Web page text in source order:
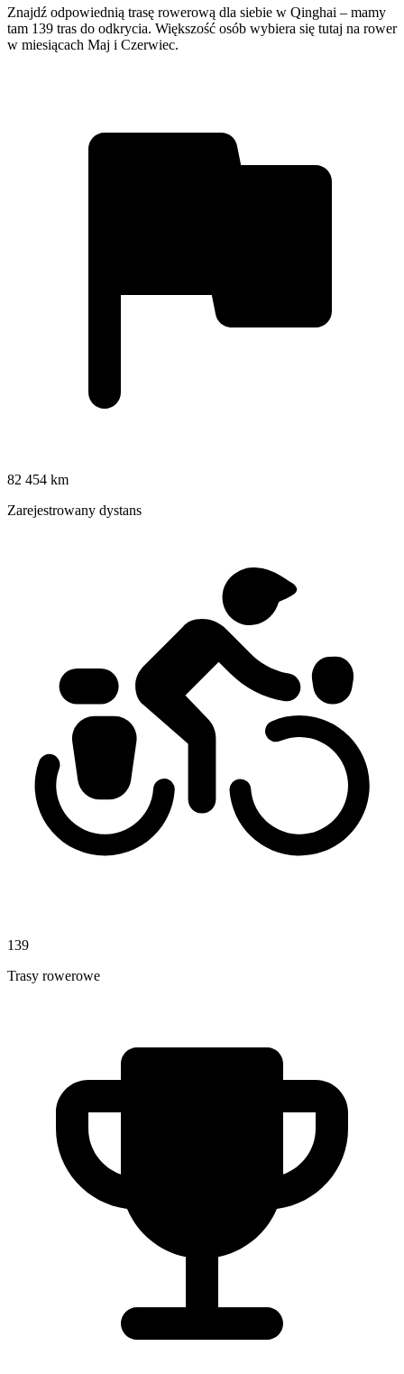
Znajdź odpowiednią trasę rowerową dla siebie w Qinghai – mamy
tam 139 tras do odkrycia. Większość osób wybiera się tutaj na rower
w miesiącach Maj i Czerwiec.
82 454 km
Zarejestrowany dystans
139
Trasy rowerowe